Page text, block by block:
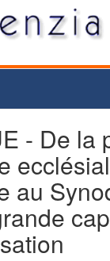
- De la
au